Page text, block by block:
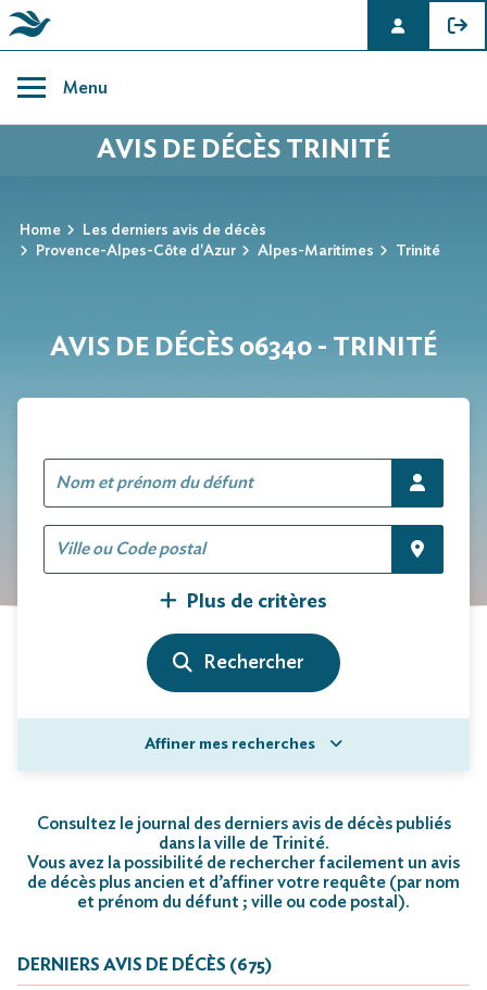
content
Menu
AVIS DE DÉCÈS TRINITÉ
Home
Les derniers avis de décès
Provence-Alpes-Côte d'Azur
Alpes-Maritimes Trinité
AVIS DE DÉCÈS 06340 - TRINITÉ
Plus de critères
Affiner mes recherches
Consultez le journal des derniers avis de décès publiés
dans la ville de Trinité.
Vous avez la possibilité de rechercher facilement un avis
de décès plus ancien et d’affiner votre requête (par nom
et prénom du défunt ; ville ou code postal).
DERNIERS AVIS DE DÉCÈS (675)